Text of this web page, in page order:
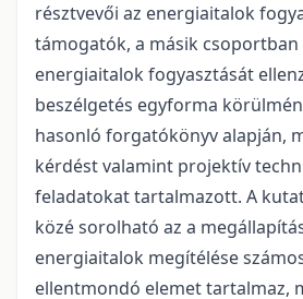
résztvevői az energiaitalok
támogatók, a másik csoportban
energiaitalok fogyasztását
beszélgetés egyforma
hasonló forgatókönyv alapján,
kérdést valamint projektív
feladatokat tartalmazott. A
közé sorolható az a
energiaitalok megítélése
ellentmondó elemet tartalmaz,